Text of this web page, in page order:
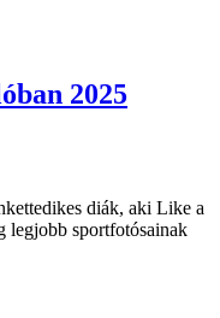
2025
diák, aki Like a
legjobb sportfotósainak